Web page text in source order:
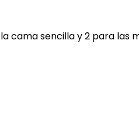
cama sencilla y 2 para las